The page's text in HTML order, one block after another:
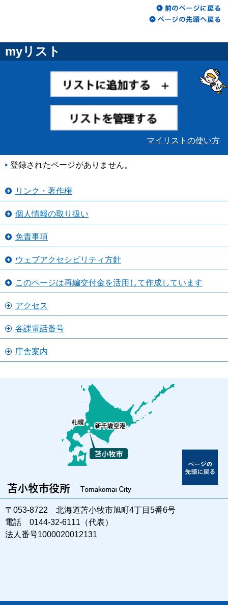
myリスト
マイリストの使い方
登録されたページがありません。
リンク・著作権
個人情報の取り扱い
免責事項
ウェブアクセシビリティ方針
このページは再編交付金を活用して作成しています
アクセス
各課電話番号
庁舎案内
〒053-8722 北海道苫小牧市旭町4丁目5番6号
電話 0144-32-6111（代表）
法人番号1000020012131